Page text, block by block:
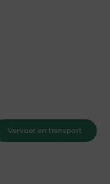
Vervoer en transport